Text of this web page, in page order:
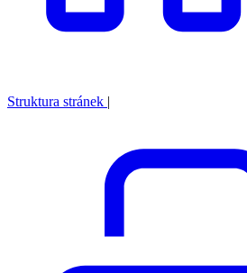
Struktura stránek |